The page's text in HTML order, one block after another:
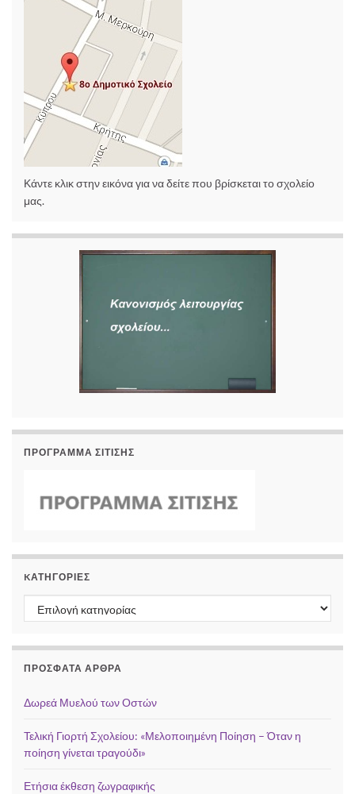
Κάντε κλικ στην εικόνα για να δείτε που βρίσκεται το σχολείο
μας.
ΠΡΟΓΡΑΜΜΑ ΣΙΤΙΣΗΣ
KΑΤΗΓΟΡΊΕΣ
Kατηγορίες
ΠΡΌΣΦΑΤΑ ΆΡΘΡΑ
Δωρεά Μυελού των Οστών
Τελική Γιορτή Σχολείου: «Μελοποιημένη Ποίηση – Όταν η
ποίηση γίνεται τραγούδι»
Ετήσια έκθεση ζωγραφικής